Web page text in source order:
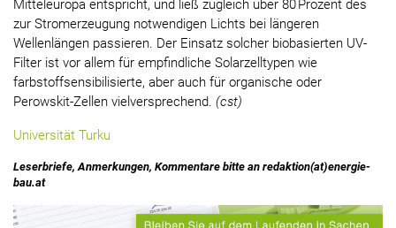
Mitteleuropa entspricht, und ließ zugleich über 80 Prozent des
zur Stromerzeugung notwendigen Lichts bei längeren
Wellenlängen passieren. Der Einsatz solcher biobasierten UV-
Filter ist vor allem für empfindliche Solarzelltypen wie
farbstoffsensibilisierte, aber auch für organische oder
Perowskit-Zellen vielversprechend. (cst)
Universität Turku
Leserbriefe, Anmerkungen, Kommentare bitte an redaktion(at)energie-
bau.at